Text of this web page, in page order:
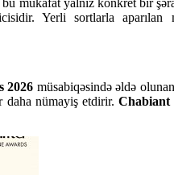
mükafat yalnız konkret bir
Yerli sortlarla
2026 müsabiqəsində əldə
nümayiş etdirir. Chabiant